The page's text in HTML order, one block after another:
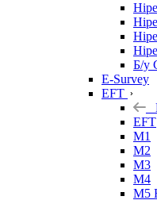
Б/у
E-Survey
EFT
EFT
M1
M2
M3
M4
M5